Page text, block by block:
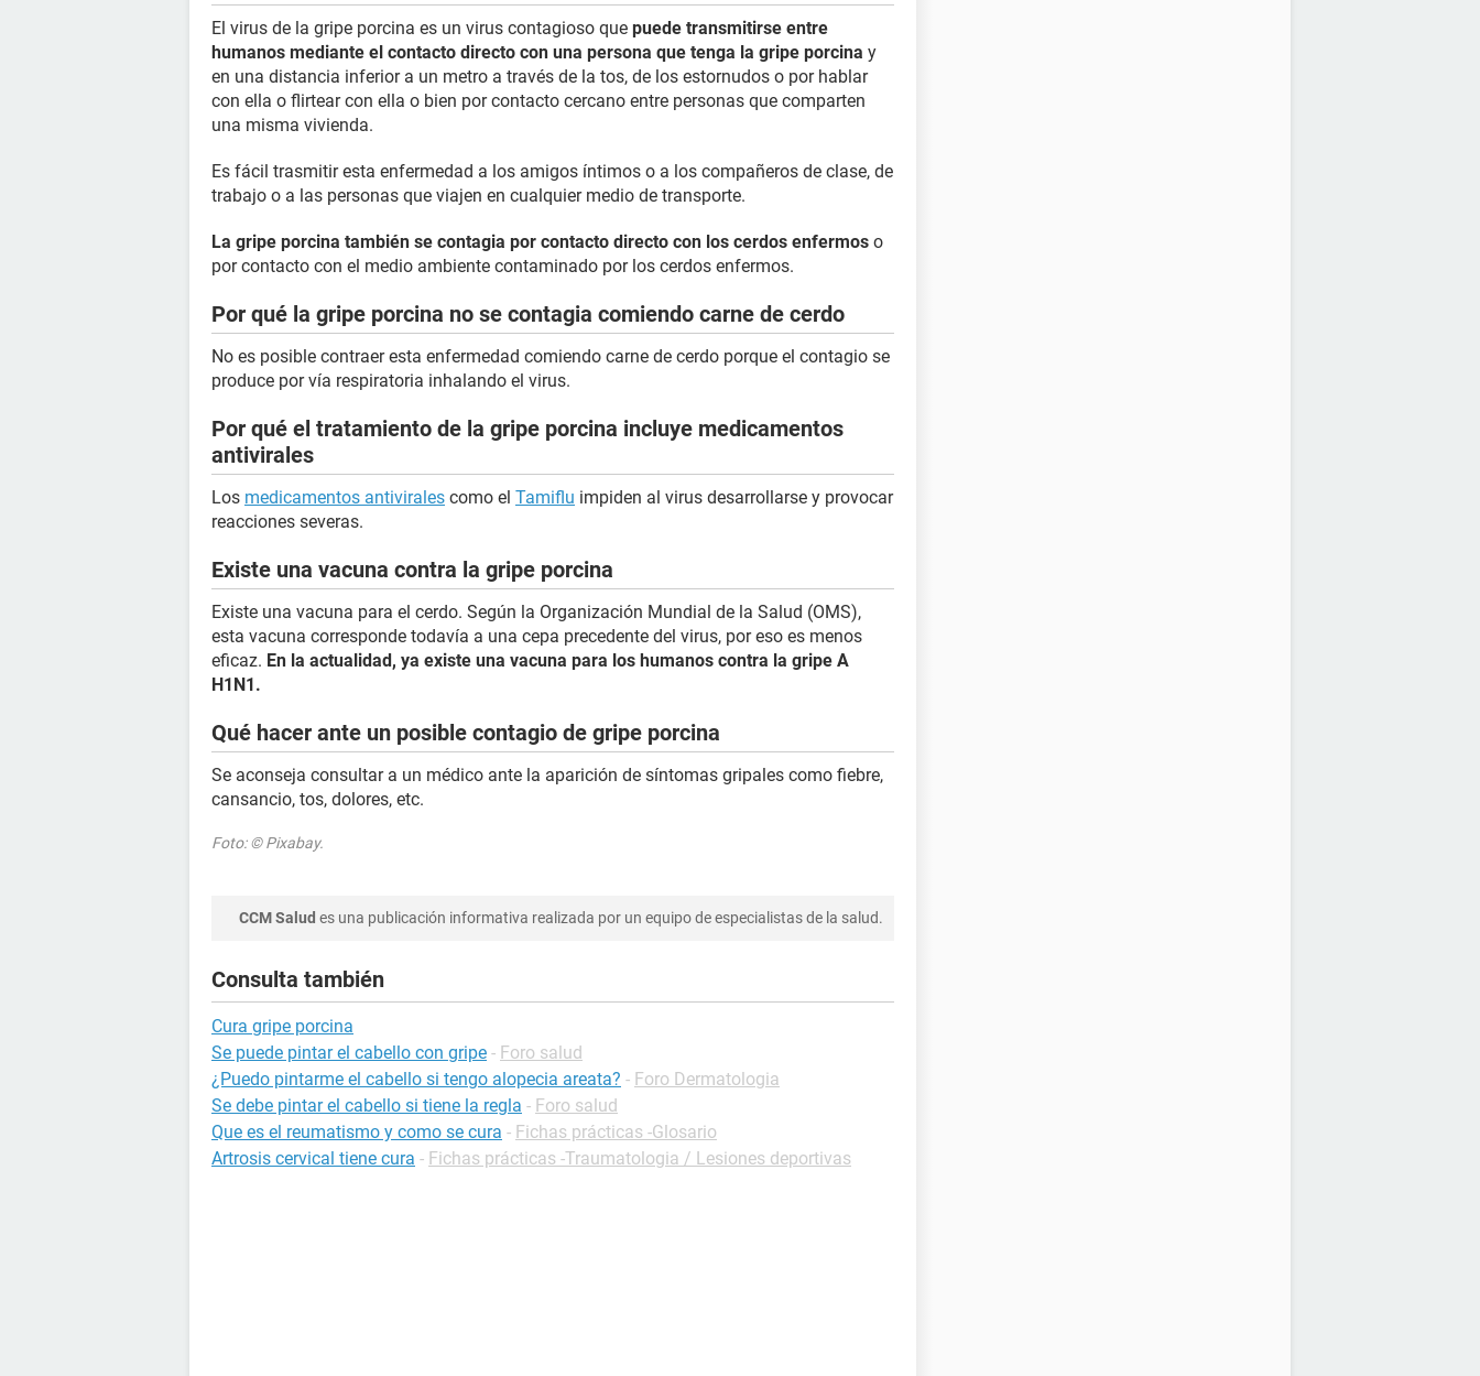
El virus de la gripe porcina es un virus contagioso que puede transmitirse entre
humanos mediante el contacto directo con una persona que tenga la gripe porcina y
en una distancia inferior a un metro a través de la tos, de los estornudos o por hablar
con ella o flirtear con ella o bien por contacto cercano entre personas que comparten
una misma vivienda.
Es fácil trasmitir esta enfermedad a los amigos íntimos o a los compañeros de clase, de
trabajo o a las personas que viajen en cualquier medio de transporte.
La gripe porcina también se contagia por contacto directo con los cerdos enfermos o
por contacto con el medio ambiente contaminado por los cerdos enfermos.
Por qué la gripe porcina no se contagia comiendo carne de cerdo
No es posible contraer esta enfermedad comiendo carne de cerdo porque el contagio se
produce por vía respiratoria inhalando el virus.
Por qué el tratamiento de la gripe porcina incluye medicamentos
antivirales
Los medicamentos antivirales como el Tamiflu impiden al virus desarrollarse y provocar
reacciones severas.
Existe una vacuna contra la gripe porcina
Existe una vacuna para el cerdo. Según la Organización Mundial de la Salud (OMS),
esta vacuna corresponde todavía a una cepa precedente del virus, por eso es menos
eficaz. En la actualidad, ya existe una vacuna para los humanos contra la gripe A
H1N1.
Qué hacer ante un posible contagio de gripe porcina
Se aconseja consultar a un médico ante la aparición de síntomas gripales como fiebre,
cansancio, tos, dolores, etc.
Foto: © Pixabay.
CCM Salud es una publicación informativa realizada por un equipo de especialistas de la salud.
Consulta también
Cura gripe porcina
Se puede pintar el cabello con gripe - Foro salud
¿Puedo pintarme el cabello si tengo alopecia areata? - Foro Dermatologia
Se debe pintar el cabello si tiene la regla - Foro salud
Que es el reumatismo y como se cura - Fichas prácticas -Glosario
Artrosis cervical tiene cura - Fichas prácticas -Traumatologia / Lesiones deportivas